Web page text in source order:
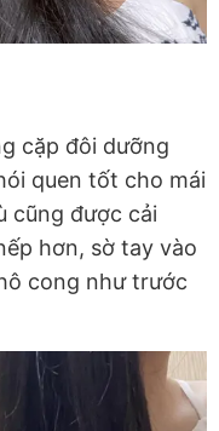
cặp đôi dưỡng
quen tốt cho mái
cũng được cải
hơn, sờ tay vào
cong như trước